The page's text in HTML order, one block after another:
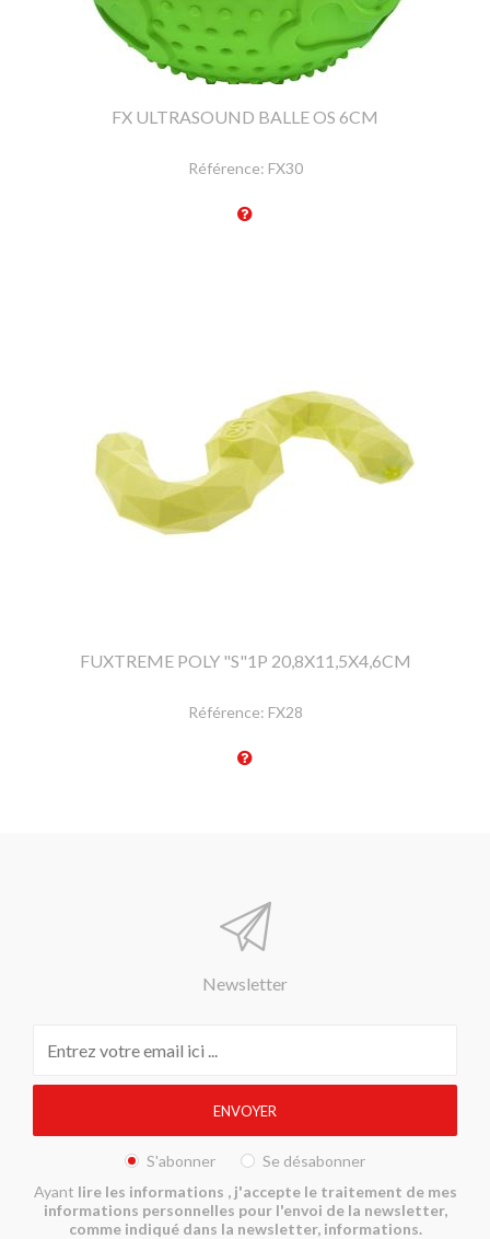
FX ULTRASOUND BALLE OS 6CM
Référence: FX30
FUXTREME POLY "S"1P 20,8X11,5X4,6CM
Référence: FX28
Newsletter
S'abonner
Se désabonner
Ayant lire les informations , j'accepte le traitement de mes
informations personnelles pour l'envoi de la newsletter,
comme indiqué dans la newsletter, informations.